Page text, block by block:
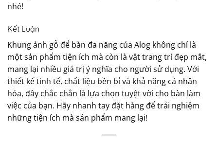
nhé!
Kết Luận
Khung ảnh gỗ để bàn đa năng của Alog không chỉ là
một sản phẩm tiện ích mà còn là vật trang trí đẹp mắt,
mang lại nhiều giá trị ý nghĩa cho người sử dụng. Với
thiết kế tinh tế, chất liệu bền bỉ và khả năng cá nhân
hóa, đây chắc chắn là lựa chọn tuyệt vời cho bàn làm
việc của bạn. Hãy nhanh tay đặt hàng để trải nghiệm
những tiện ích mà sản phẩm mang lại!